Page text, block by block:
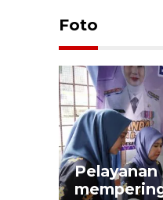
Foto
Pelayanan